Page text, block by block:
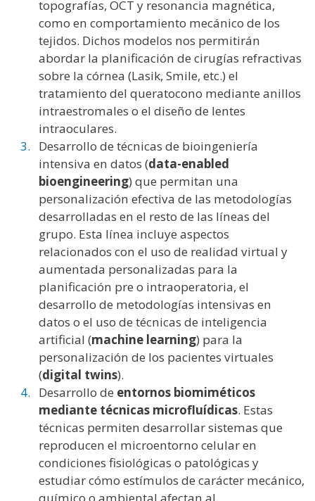
topografías, OCT y resonancia magnética,
como en comportamiento mecánico de los
tejidos. Dichos modelos nos permitirán
abordar la planificación de cirugías refractivas
sobre la córnea (Lasik, Smile, etc.) el
tratamiento del queratocono mediante anillos
intraestromales o el diseño de lentes
intraoculares.
Desarrollo de técnicas de bioingeniería
intensiva en datos (data-enabled
bioengineering) que permitan una
personalización efectiva de las metodologías
desarrolladas en el resto de las líneas del
grupo. Esta línea incluye aspectos
relacionados con el uso de realidad virtual y
aumentada personalizadas para la
planificación pre o intraoperatoria, el
desarrollo de metodologías intensivas en
datos o el uso de técnicas de inteligencia
artificial (machine learning) para la
personalización de los pacientes virtuales
(digital twins).
Desarrollo de entornos biomiméticos
mediante técnicas microfluídicas. Estas
técnicas permiten desarrollar sistemas que
reproducen el microentorno celular en
condiciones fisiológicas o patológicas y
estudiar cómo estímulos de carácter mecánico,